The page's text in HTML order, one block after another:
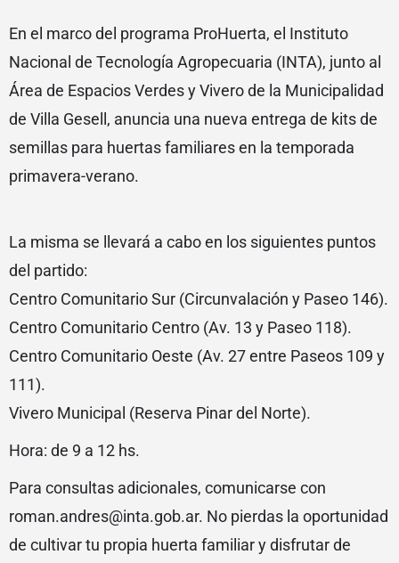
En el marco del programa ProHuerta, el Instituto
Nacional de Tecnología Agropecuaria (INTA), junto al
Área de Espacios Verdes y Vivero de la Municipalidad
de Villa Gesell, anuncia una nueva entrega de kits de
semillas para huertas familiares en la temporada
primavera-verano.
La misma se llevará a cabo en los siguientes puntos
del partido:
Centro Comunitario Sur (Circunvalación y Paseo 146).
Centro Comunitario Centro (Av. 13 y Paseo 118).
Centro Comunitario Oeste (Av. 27 entre Paseos 109 y
111).
Vivero Municipal (Reserva Pinar del Norte).
Hora: de 9 a 12 hs.
Para consultas adicionales, comunicarse con
roman.andres@inta.gob.ar. No pierdas la oportunidad
de cultivar tu propia huerta familiar y disfrutar de